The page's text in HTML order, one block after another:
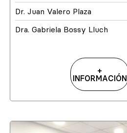
Dr. Juan Valero Plaza
Dra. Gabriela Bossy Lluch
+
INFORMACIÓN